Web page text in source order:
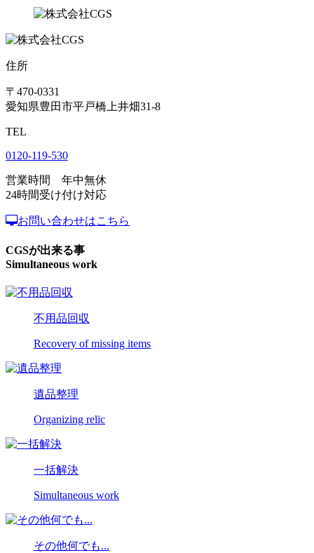
住所
〒470-0331
愛知県豊田市平戸橋上井畑31-8
TEL
0120-119-530
営業時間 年中無休
24時間受け付け対応
お問い合わせはこちら
CGSが出来る事
Simultaneous work
不用品回収
Recovery of missing items
遺品整理
Organizing relic
一括解決
Simultaneous work
その他何でも...